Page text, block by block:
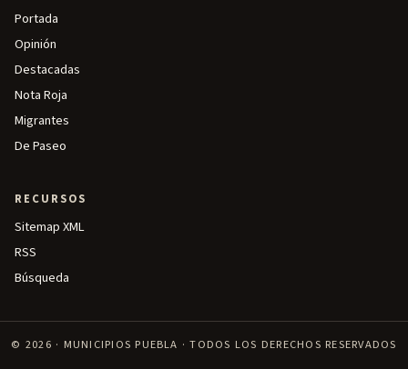
Portada
Opinión
Destacadas
Nota Roja
Migrantes
De Paseo
RECURSOS
Sitemap XML
RSS
Búsqueda
© 2026 · MUNICIPIOS PUEBLA · TODOS LOS DERECHOS RESERVADOS